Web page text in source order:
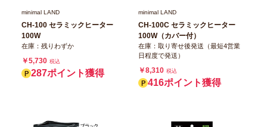
minimal LAND
CH-100 セラミックヒーター
100W
在庫：残りわずか
￥5,730 税込
287ポイント獲得
minimal LAND
CH-100C セラミックヒーター
100W（カバー付）
在庫：取り寄せ後発送（最短4営業
日程度で発送）
￥8,310 税込
416ポイント獲得